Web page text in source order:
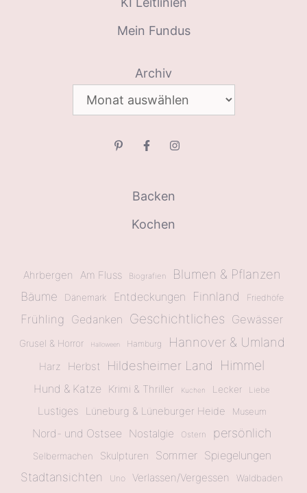
Mein Fundus
Archiv
Backen
Kochen
Ahrbergen Am Fluss Biografien Blumen & Pflanzen
Bäume Dänemark Entdeckungen Finnland Friedhöfe
Frühling Gedanken Geschichtliches Gewässer
Grusel & Horror Halloween Hamburg Hannover & Umland
Harz Herbst Hildesheimer Land Himmel
Hund & Katze Krimi & Thriller Kuchen Lecker Liebe
Lustiges Lüneburg & Lüneburger Heide Museum
Nord- und Ostsee Nostalgie Ostern persönlich
Selbermachen Skulpturen Sommer Spiegelungen
Stadtansichten Uno Verlassen/Vergessen Waldbaden